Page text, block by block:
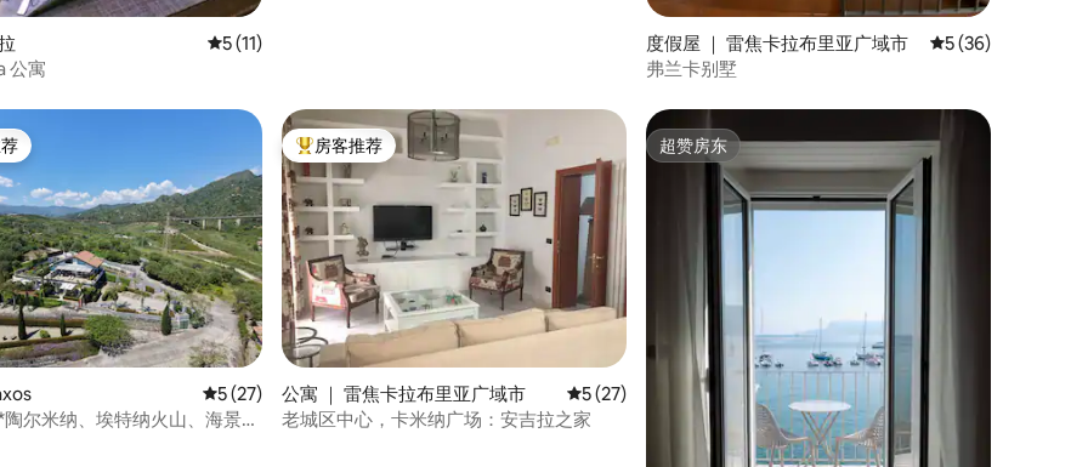
平均评分 5 分（满分 5 分），共 11 条评价
5 (11)
公寓
度假屋 ｜ 雷焦卡拉布里亚广域市 平均评分 5 分（满
5 (36)
弗兰卡别墅
分），共 75 条评价
推荐」
平均评分 5 分（满分 5 分），共 27 条评价
5 (27)
尔米纳、埃特纳火山、海景，
热门「房客推荐」
房客推荐
公寓 ｜ 雷焦卡拉布里亚广域市 平均评分 5 分（满分 5 分），共 27 条评价
5 (27)
老城区中心，卡米纳广场：安吉拉之家
超赞房东
超赞房东